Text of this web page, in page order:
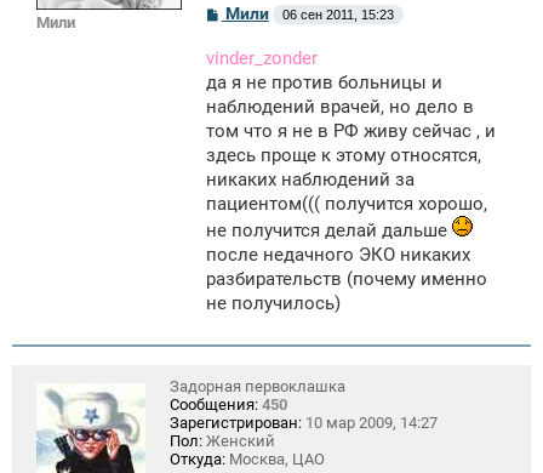
Мили
С
о
б
щ
н
и
Мили 06 сен 2011, 15:23
vinder_zonder
да я не против больницы и
наблюдений врачей, но дело в
том что я не в РФ живу сейчас , и
здесь проще к этому относятся,
никаких наблюдений за
пациентом((( получится хорошо,
не получится делай дальше
после недачного ЭКО никаких
разбирательств (почему именно
не получилось)
Задорная первоклашка
Сообщения: 450
Зарегистрирован: 10 мар 2009, 14:27
Пол: Женский
Откуда: Москва, ЦАО